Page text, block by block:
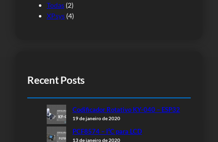
Todas (2)
XPsys (4)
Recent Posts
Codificador Rotativo KY-040 – ESP32
19 de janeiro de 2020
PCF8574 – I²C para LCD
13 de janeiro de 2020